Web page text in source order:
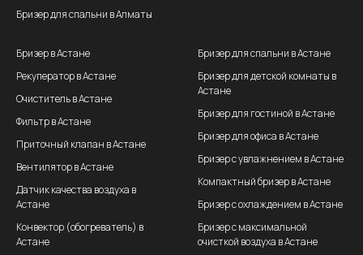
Бризер для спальни в Алматы
Бризер в Астане
Рекуператор в Астане
Очиститель в Астане
Фильтр в Астане
Приточный клапан в Астане
Вентилятор в Астане
Датчик качества воздуха в
Астане
Конвектор (обогреватель) в
Астане
Бризер для спальни в Астане
Бризер для детской комнаты в
Астане
Бризер для гостиной в Астане
Бризер для офиса в Астане
Бризер с увлажнением в Астане
Компактный бризер в Астане
Бризер с охлаждением в Астане
Бризер с максимальной
очисткой воздуха в Астане